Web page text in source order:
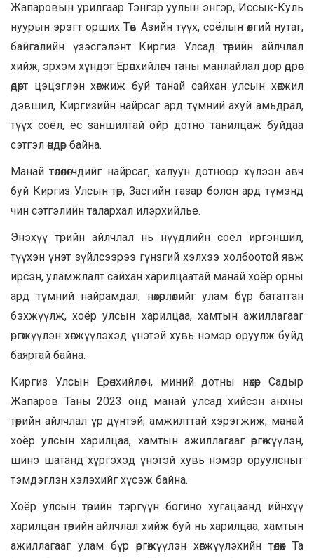
Жапаровын урилгаар Тэнгэр уулын энгэр, Иссык-Куль
нуурын эрэгт орших Төв Азийн түүх, соёлын өлгий нутаг,
байгалийн үзэсгэлэнт Киргиз Улсад төрийн айлчлал
хийж, эрхэм хүндэт Ерөнхийлөгч таны манлайлал дор өдрөөс
өдөрт цэцэглэн хөгжиж буй танай сайхан улсын хөгжил
дэвшил, Киргизийн найрсаг ард түмний ахуй амьдрал,
түүх соёл, ёс заншилтай ойр дотно танилцаж буйдаа
сэтгэл өндөр байна.
Манай төлөөлөгчдийг найрсаг, халуун дотноор хүлээн авч
буй Киргиз Улсын төр, Засгийн газар болон ард түмэнд
чин сэтгэлийн талархал илэрхийлье.
Энэхүү төрийн айлчлал нь нүүдлийн соёл иргэншил,
түүхэн үнэт зүйлсээрээ гүнзгий хэлхээ холбоотой явж
ирсэн, уламжлалт сайхан харилцаатай манай хоёр орны
ард түмний найрамдал, нөхөрлөлийг улам бүр бататган
бэхжүүлж, хоёр улсын харилцаа, хамтын ажиллагааг
өргөжүүлэн хөгжүүлэхэд үнэтэй хувь нэмэр оруулж буйд
баяртай байна.
Киргиз Улсын Ерөнхийлөгч, миний дотны нөхөр Садыр
Жапаров Таны 2023 онд манай улсад хийсэн анхны
төрийн айлчлал үр дүнтэй, амжилттай хэрэгжиж, манай
хоёр улсын харилцаа, хамтын ажиллагааг өргөжүүлэн,
шинэ шатанд хүргэхэд үнэтэй хувь нэмэр оруулсныг
тэмдэглэн хэлэхийг хүсэж байна.
Хоёр улсын төрийн тэргүүн богино хугацаанд ийнхүү
харилцан төрийн айлчлал хийж буй нь харилцаа, хамтын
ажиллагааг улам бүр өргөжүүлэн хөгжүүлэхийн төлөөх Та